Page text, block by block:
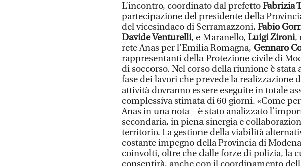
L’incontro, coordinato dal prefettoFabrizia
partecipazione del presidente della
del vicesindaco di Serramazzoni, Fabio
Davide Venturelli, e Maranello, Luigi Zironi,
rete Anas per l’Emilia Romagna, Gennaro
rappresentanti della Protezione civile di
di soccorso. Nel corso della riunione è
fase dei lavori che prevede la realizzazione
attività dovranno essere eseguite in totale
complessiva stimata di 60 giorni. «Come
Anas in una nota – è stato analizzato
secondaria, in piena sinergia e
territorio. La gestione della viabilità
costante impegno della Provincia di
coinvolti, oltre che dalle forze di polizia, la